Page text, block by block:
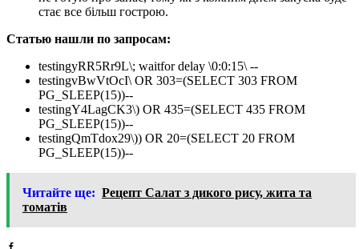
стає все більш гострою.
Статью нашли по запросам:
testingyRR5Rr9L\; waitfor delay \0:0:15\ --
testingvBwVtOcI\ OR 303=(SELECT 303 FROM
PG_SLEEP(15))--
testingY4LagCK3\) OR 435=(SELECT 435 FROM
PG_SLEEP(15))--
testingQmTdox29\)) OR 20=(SELECT 20 FROM
PG_SLEEP(15))--
Читайте ще: Рецепт Салат з дикого рису, жита та
томатів